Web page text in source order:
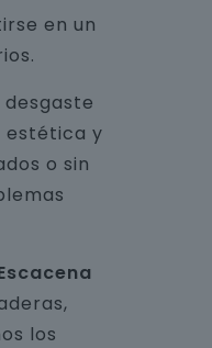
en un
desgaste
estética y
o sin
los